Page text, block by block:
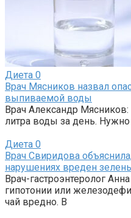
Диета 0
Врач Мясников назвал
выпиваемой воды
Врач Александр
литра воды за день.
Диета 0
Врач Свиридова
нарушениях вреден
Врач-гастроэнтеролог
гипотонии или
чай вредно. В